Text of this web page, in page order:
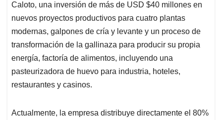
Caloto, una inversión de más de USD $40 millones en
nuevos proyectos productivos para cuatro plantas
modernas, galpones de cría y levante y un proceso de
transformación de la gallinaza para producir su propia
energía, factoría de alimentos, incluyendo una
pasteurizadora de huevo para industria, hoteles,
restaurantes y casinos.
Actualmente, la empresa distribuye directamente el 80%